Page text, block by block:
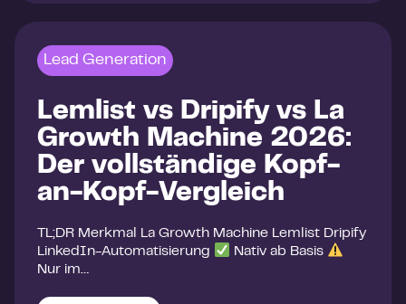
Lead Generation
Lemlist vs Dripify vs La
Growth Machine 2026:
Der vollständige Kopf-
an-Kopf-Vergleich
TL;DR Merkmal La Growth Machine Lemlist Dripify
LinkedIn-Automatisierung
Nativ ab Basis
Nur im…